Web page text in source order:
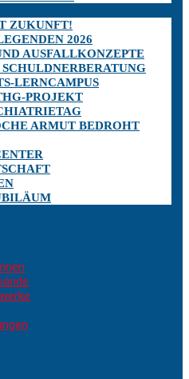
ZUKUNFT!
2026
AUSFALLKONZEPTE
LERNCAMPUS
PROJEKT
ARMUT BEDROHT